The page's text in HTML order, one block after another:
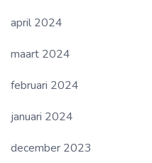
april 2024
maart 2024
februari 2024
januari 2024
december 2023